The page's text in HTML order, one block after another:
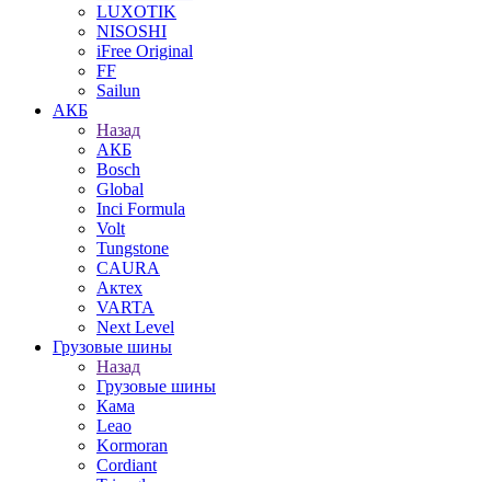
LUXOTIK
NISOSHI
iFree Original
FF
Sailun
АКБ
Назад
АКБ
Bosch
Global
Inci Formula
Volt
Tungstone
CAURA
Актех
VARTA
Next Level
Грузовые шины
Назад
Грузовые шины
Кама
Leao
Kormoran
Cordiant